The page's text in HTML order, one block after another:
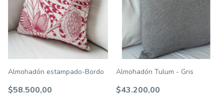
Almohadón estampado-Bordo
$58.500,00
Almohadón Tulum - Gris
$43.200,00